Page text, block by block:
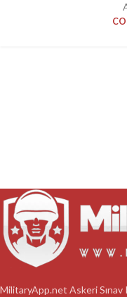
MilitaryApp.net Askeri Sınav